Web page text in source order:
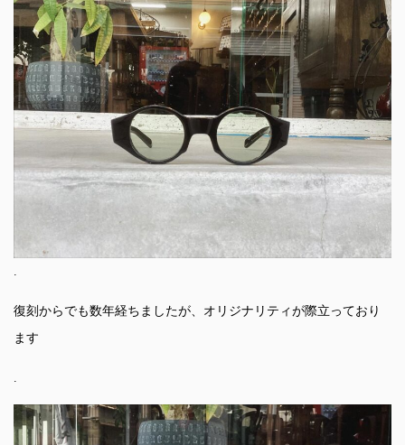
復刻からでも数年経ちましたが、オリジナリティが際立っており
ます